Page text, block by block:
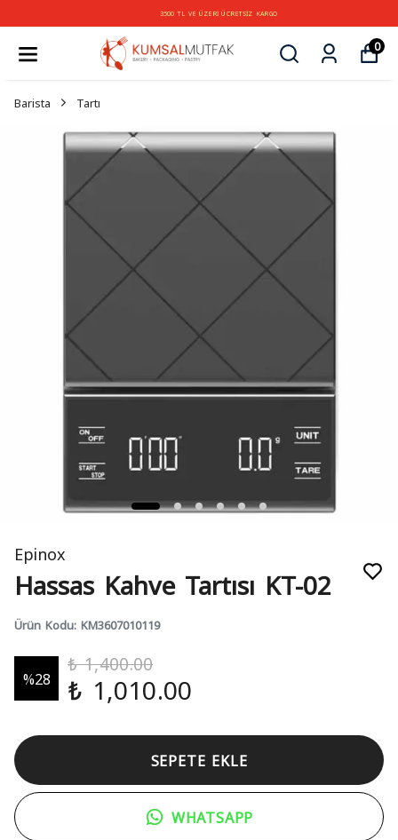
3500 TL VE ÜZERİ ÜCRETSİZ KARGO
0
Barista Tartı
Epinox
Hassas Kahve Tartısı KT-02
Ürün Kodu: KM3607010119
%28
₺ 1,400.00
₺ 1,010.00
SEPETE EKLE
WHATSAPP